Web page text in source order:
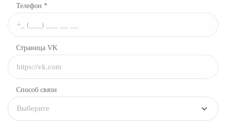
Телефон *
Страница VK
Способ связи
Выберите